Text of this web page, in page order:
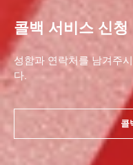
콜백 서비스 신청
성함과 연락처를 남겨주
다.
콜